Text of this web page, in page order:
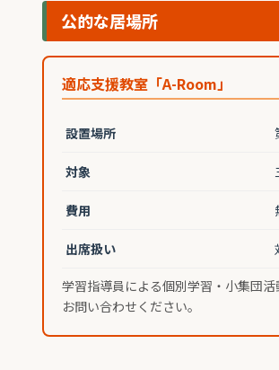
公的な居場所
適応支援教室「A-Room」
設置場所
対象
費用
出席扱い
学習指導員による個別学習・小集団
お問い合わせください。